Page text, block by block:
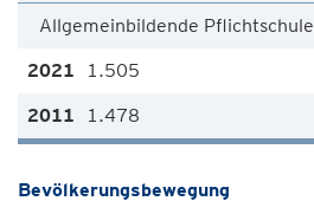
Allgemeinbildende Pflichtschule
1.505
1.478
Bevölkerungsbewegung